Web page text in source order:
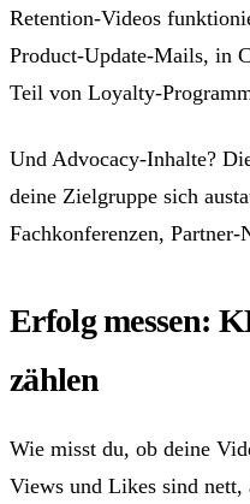
Retention-Videos
Product-Update-Mails, in
Teil von Loyalty-
Und Advocacy-Inhalte?
deine Zielgruppe sich
Fachkonferenzen, Partner-
Erfolg messen:
zählen
Wie misst du, ob deine
Views und Likes sind nett,